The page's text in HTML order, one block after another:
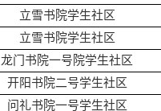
立雪书院学生社区
立雪书院学生社区
龙门书院一号院学生社区
开阳书院二号学生社区
问礼书院一号学生社区